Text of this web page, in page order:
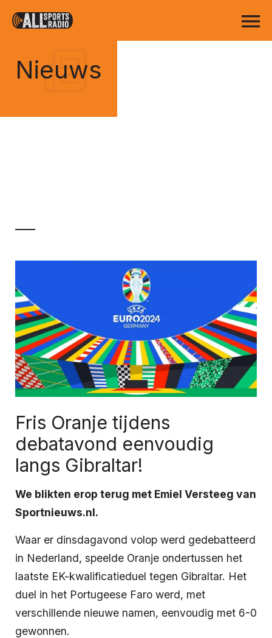
Nieuws
Fris Oranje tijdens
debatavond eenvoudig
langs Gibraltar!
We blikten erop terug met Emiel Versteeg van
Sportnieuws.nl.
Waar er dinsdagavond volop werd gedebatteerd
in Nederland, speelde Oranje ondertussen het
laatste EK-kwalificatieduel tegen Gibraltar. Het
duel in het Portugeese Faro werd, met
verschillende nieuwe namen, eenvoudig met 6-0
gewonnen.